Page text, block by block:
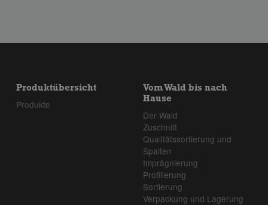
Produktübersicht
Produkte
Vom Wald bis nach
Hause
Der Wald
Zuschnitt
Qualitätssortierung und
Spalten
Imprägnierung
Profilierung
Sortierung
Verpackung und Lagerung